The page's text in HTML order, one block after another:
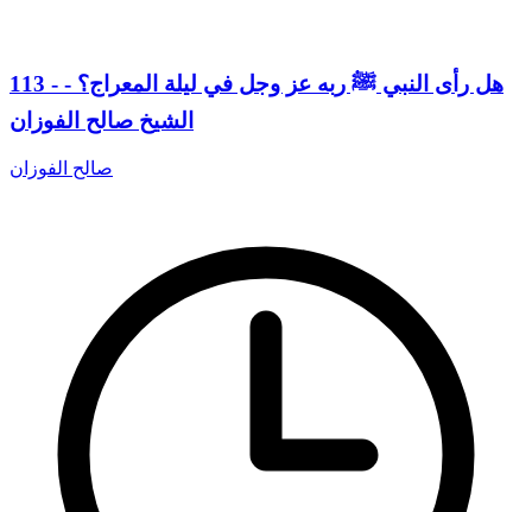
113 - هل رأى النبي ﷺ ربه عز وجل في ليلة المعراج؟ -
الشيخ صالح الفوزان
صالح الفوزان